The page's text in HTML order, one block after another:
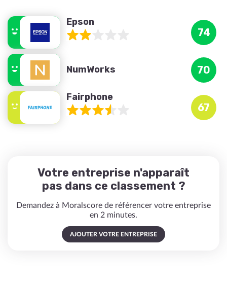
Epson
74
NumWorks 70
Fairphone
67
Votre entreprise n'apparaît
pas dans ce classement ?
Demandez à Moralscore de référencer votre entreprise
en 2 minutes.
AJOUTER VOTRE ENTREPRISE